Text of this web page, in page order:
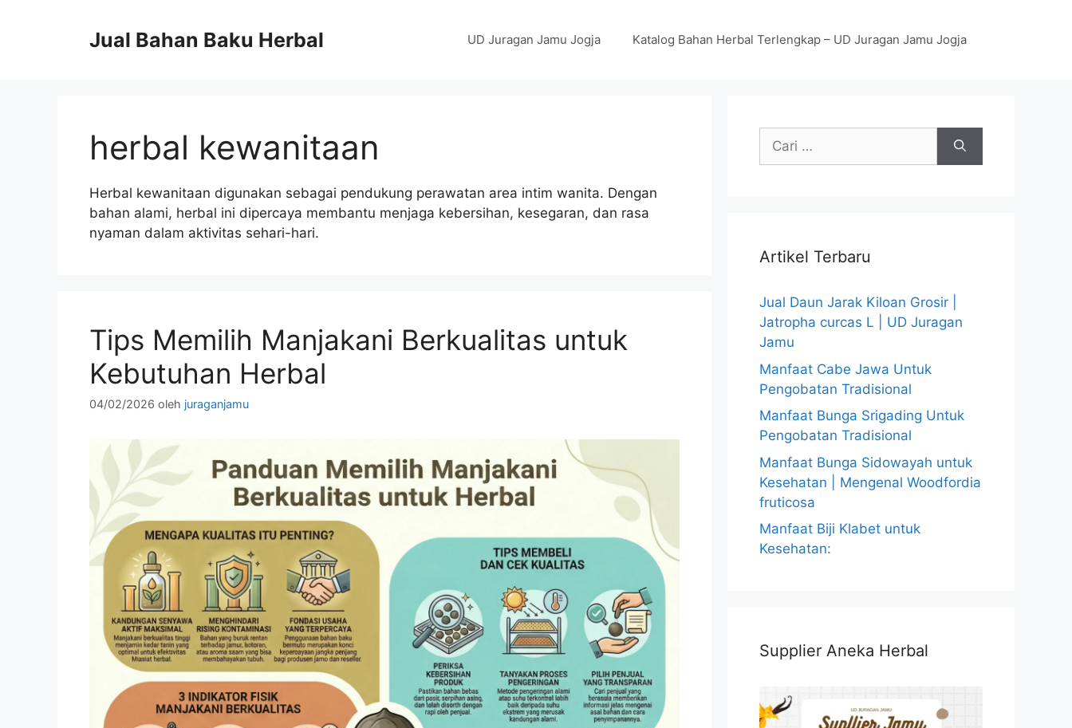
Jual Bahan Baku Herbal UD Juragan Jamu Jogja Katalog Bahan Herbal Terlengkap – UD Juragan Jamu Jogja
herbal kewanitaan
Herbal kewanitaan digunakan sebagai pendukung perawatan area intim wanita. Dengan
bahan alami, herbal ini dipercaya membantu menjaga kebersihan, kesegaran, dan rasa
nyaman dalam aktivitas sehari-hari.
Tips Memilih Manjakani Berkualitas untuk
Kebutuhan Herbal
04/02/2026 oleh juraganjamu
Cari
Artikel Terbaru
Jual Daun Jarak Kiloan Grosir |
Jatropha curcas L | UD Juragan
Jamu
Manfaat Cabe Jawa Untuk
Pengobatan Tradisional
Manfaat Bunga Srigading Untuk
Pengobatan Tradisional
Manfaat Bunga Sidowayah untuk
Kesehatan | Mengenal Woodfordia
fruticosa
Manfaat Biji Klabet untuk
Kesehatan:
Supplier Aneka Herbal